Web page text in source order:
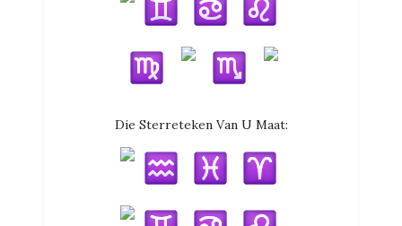
Die Sterreteken Van U Maat: